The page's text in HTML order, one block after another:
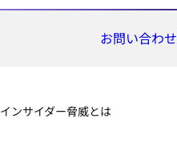
お問い合わせ
インサイダー脅威とは